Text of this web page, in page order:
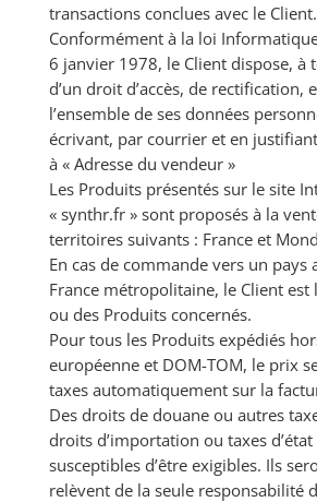
transactions conclues avec le Client.
Conformément à la loi
6 janvier 1978, le Client dispose, à
d’un droit d’accès, de rectification,
l’ensemble de ses données
écrivant, par courrier et en
à « Adresse du vendeur »
Les Produits présentés sur le site
« synthr.fr » sont proposés à la
territoires suivants : France et
En cas de commande vers un pays
France métropolitaine, le Client est
ou des Produits concernés.
Pour tous les Produits expédiés
européenne et DOM-TOM, le prix
taxes automatiquement sur la
Des droits de douane ou autres
droits d’importation ou taxes
susceptibles d’être exigibles. Ils
relèvent de la seule responsabilité